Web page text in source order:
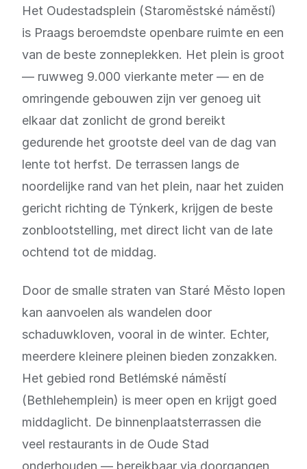
Het Oudestadsplein (Staroměstské náměstí)
is Praags beroemdste openbare ruimte en een
van de beste zonneplekken. Het plein is groot
— ruwweg 9.000 vierkante meter — en de
omringende gebouwen zijn ver genoeg uit
elkaar dat zonlicht de grond bereikt
gedurende het grootste deel van de dag van
lente tot herfst. De terrassen langs de
noordelijke rand van het plein, naar het zuiden
gericht richting de Týnkerk, krijgen de beste
zonblootstelling, met direct licht van de late
ochtend tot de middag.
Door de smalle straten van Staré Město lopen
kan aanvoelen als wandelen door
schaduwkloven, vooral in de winter. Echter,
meerdere kleinere pleinen bieden zonzakken.
Het gebied rond Betlémské náměstí
(Bethlehemplein) is meer open en krijgt goed
middaglicht. De binnenplaatsterrassen die
veel restaurants in de Oude Stad
onderhouden — bereikbaar via doorgangen